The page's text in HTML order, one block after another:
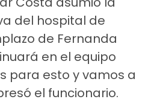
del hospital de
de Fernanda
en el equipo
para esto y vamos a
el funcionario.